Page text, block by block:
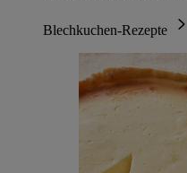
Blechkuchen-Rezepte